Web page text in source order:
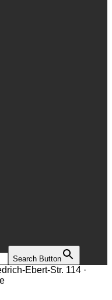
Search Button
Ebert-Str. 114 ·